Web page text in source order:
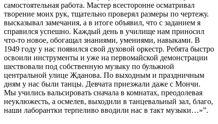
самостоятельная работа. Мастер всесторонне осматривал
творение моих рук, тщательно проверял размеры по чертежу.
высказывал замечания, а в итоге объявил, что с заданием я
справился успешно. Каждый день в училище нам приносил
что-то новое, обогащал знаниями, умениями, навыками. В
1949 году у нас появился свой духовой оркестр. Ребята быстро
освоили инструменты и уже на первомайской демонстрации
шествовали под собственную музыку по бульжной
центральной улице Жданова. По выходным и праздничным
дням у нас были танцы. Девчата приезжали даже с Мончи.
Мы учились вальсировать сначала в комнатах, преодолевая
неуклюжесть, а осмелев, выходили в танцевальный зал, благо,
наши лаборантки терпеливо вводили нас в такт музыки…»”.